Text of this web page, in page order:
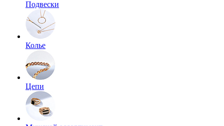
Подвески
Колье
Цепи